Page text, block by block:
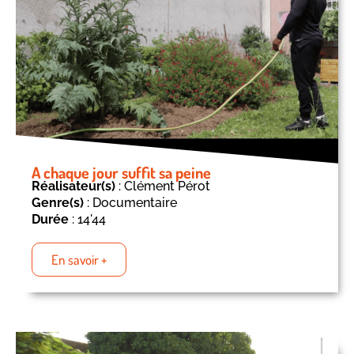
A chaque jour suffit sa peine​
Réalisateur(s) : Clément Pérot
Genre(s) : Documentaire
Durée : 14'44
En savoir +